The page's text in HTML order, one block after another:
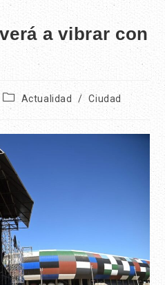
a vibrar con
Actualidad / Ciudad